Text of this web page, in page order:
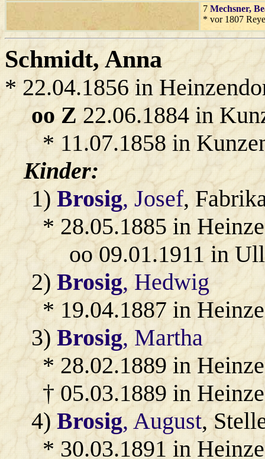
7 Mechsner,
* vor 1807
Schmidt, Anna
* 22.04.1856 in
oo Z22.06.1884 in
* 11.07.1858 in
Kinder:
1)Brosig, Josef,
* 28.05.1885 in
oo 09.01.1911 in
2)Brosig, Hedwig
* 19.04.1887 in
3)Brosig, Martha
* 28.02.1889 in
† 05.03.1889 in
4)Brosig, August,
* 30.03.1891 in